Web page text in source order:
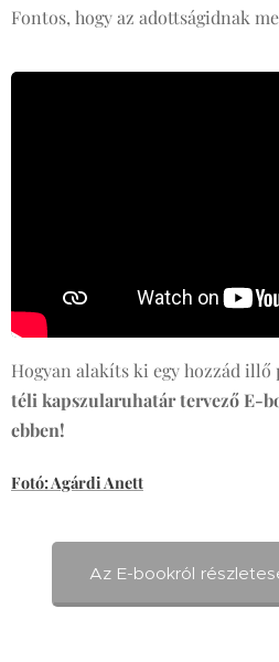
Fontos, hogy az adottságidnak
Hogyan alakíts ki egy hozzád
téli kapszularuhatár tervező E-
ebben!
Fotó: Agárdi Anett
Az E-bookról